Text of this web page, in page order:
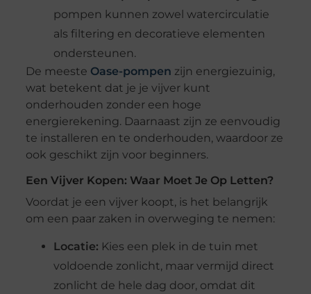
pompen kunnen zowel watercirculatie
als filtering en decoratieve elementen
ondersteunen.
De meeste Oase-pompen zijn energiezuinig,
wat betekent dat je je vijver kunt
onderhouden zonder een hoge
energierekening. Daarnaast zijn ze eenvoudig
te installeren en te onderhouden, waardoor ze
ook geschikt zijn voor beginners.
Een Vijver Kopen: Waar Moet Je Op Letten?
Voordat je een vijver koopt, is het belangrijk
om een paar zaken in overweging te nemen:
Locatie: Kies een plek in de tuin met
voldoende zonlicht, maar vermijd direct
zonlicht de hele dag door, omdat dit